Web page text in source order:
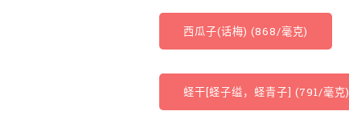
西瓜子(话梅) (868/毫克)
蛏干[蛏子缢，蛏青子] (791/毫克)